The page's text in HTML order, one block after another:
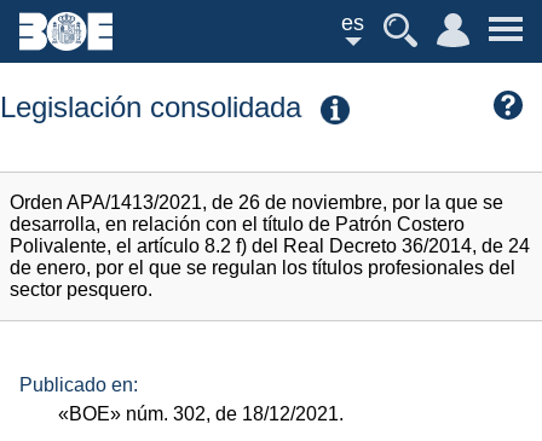
es
Legislación consolidada
Orden APA/1413/2021, de 26 de noviembre, por la que se
desarrolla, en relación con el título de Patrón Costero
Polivalente, el artículo 8.2 f) del Real Decreto 36/2014, de 24
de enero, por el que se regulan los títulos profesionales del
sector pesquero.
Publicado en:
«BOE» núm. 302, de 18/12/2021.